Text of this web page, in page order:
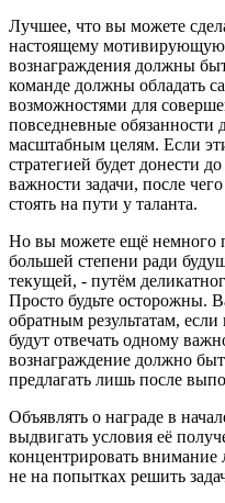
Лучшее, что вы можете
настоящему мотивирующую
вознаграждения должны
команде должны обладать
возможностями для
повседневные
масштабным целям. Если
стратегией будет донести
важности задачи, после
стоять на пути у таланта.
Но вы можете ещё немного
большей степени ради
текущей, - путём
Просто будьте осторожны.
обратным результатам,
будут отвечать одному
вознаграждение должно
предлагать лишь после
Объявлять о награде в
выдвигать условия её
концентрировать
не на попытках решить